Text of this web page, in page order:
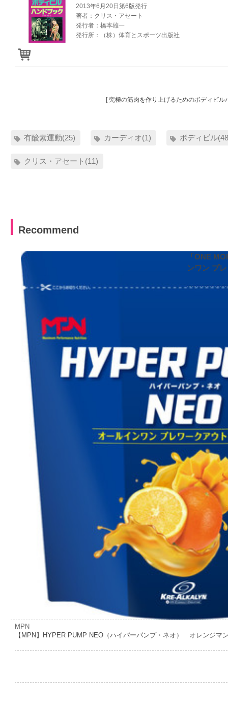
2013年6月20日第6版発行
著者：クリス・アセート
発行者：橋本雄一
発行所：（株）体育とスポーツ出版社
[ 究極の筋肉を作り上げるためのボディビル
有酸素運動(25) カーディオ(1) ボディビル
クリス・アセート(11)
Recommend
「ONE
ンワン プ
MPN
【MPN】HYPER PUMP NEO（ハイパーパンプ・ネオ） オレンジマ